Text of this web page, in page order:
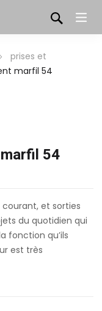
prises et
marfil 54
54
courant, et sorties
du quotidien qui
fonction qu’ils
est très